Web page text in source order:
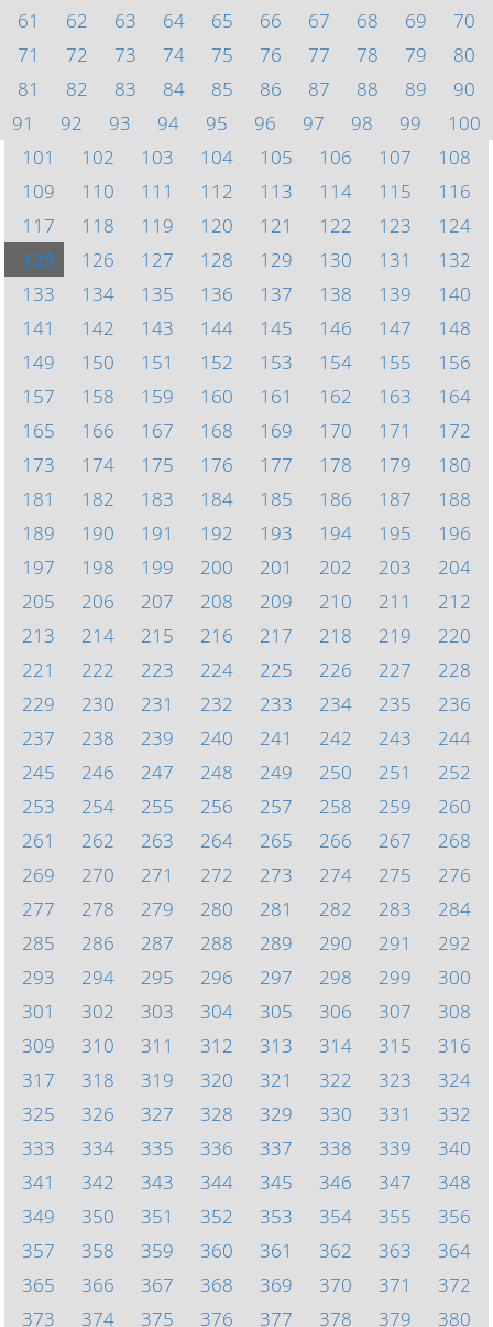
61
62 63 64 65 66 67 68 69
70
71
72 73 74 75 76 77 78 79
80
81
82 83 84 85 86 87 88 89
90
91
92 93 94 95 96 97 98 99
100
101
102 103 104 105 106 107
108
109
110 111 112 113 114 115
116
117
118 119 120 121 122 123
124
125
126 127 128 129 130 131
132
133
134 135 136 137 138 139
140
141
142 143 144 145 146 147
148
149
150 151 152 153 154 155
156
157
158 159 160 161 162 163
164
165
166 167 168 169 170 171
172
173
174 175 176 177 178 179
180
181
182 183 184 185 186 187
188
189
190 191 192 193 194 195
196
197
198 199 200 201 202 203
204
205
206 207 208 209 210 211
212
213
214 215 216 217 218 219
220
221
222 223 224 225 226 227
228
229
230 231 232 233 234 235
236
237
238 239 240 241 242 243
244
245
246 247 248 249 250 251
252
253
254 255 256 257 258 259
260
261
262 263 264 265 266 267
268
269
270 271 272 273 274 275
276
277
278 279 280 281 282 283
284
285
286 287 288 289 290 291
292
293
294 295 296 297 298 299
300
301
302 303 304 305 306 307
308
309
310 311 312 313 314 315
316
317
318 319 320 321 322 323
324
325
326 327 328 329 330 331
332
333
334 335 336 337 338 339
340
341
342 343 344 345 346 347
348
349
350 351 352 353 354 355
356
357
358 359 360 361 362 363
364
365
366 367 368 369 370 371
372
373
374 375 376 377 378 379 380